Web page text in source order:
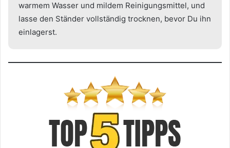
warmem Wasser und mildem Reinigungsmittel, und
lasse den Ständer vollständig trocknen, bevor Du ihn
einlagerst.